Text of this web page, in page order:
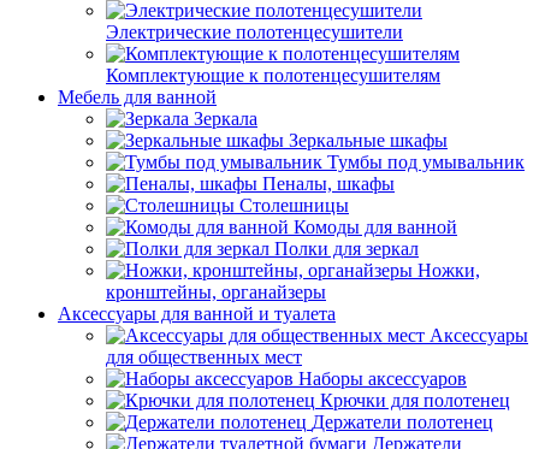
Электрические полотенцесушители
Комплектующие к полотенцесушителям
Мебель для ванной
Зеркала
Зеркальные шкафы
Тумбы под умывальник
Пеналы, шкафы
Столешницы
Комоды для ванной
Полки для зеркал
Ножки,
кронштейны, органайзеры
Аксессуары для ванной и туалета
Аксессуары
для общественных мест
Наборы аксессуаров
Крючки для полотенец
Держатели полотенец
Держатели